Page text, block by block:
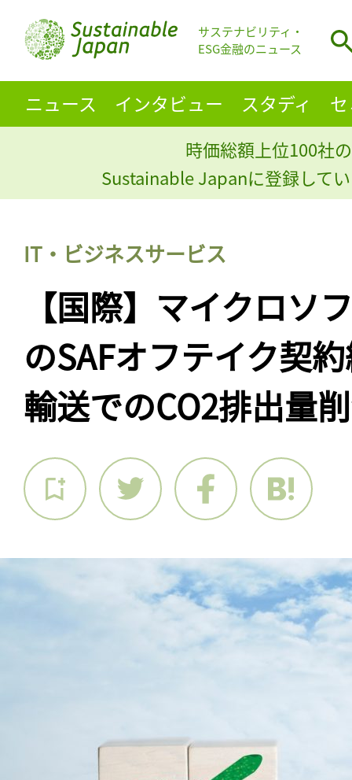
サステナビリティ・
ESG金融のニュース
ニュース インタビュー スタディ
時価総額上位100社
Sustainable Japanに登録して
IT・ビジネスサービス
【国際】マイクロソ
のSAFオフテイク契
輸送でのCO2排出量